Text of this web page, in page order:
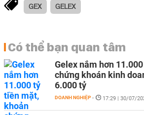
GEX GELEX
Có thể bạn quan tâm
Gelex nắm hơn
chứng khoán kinh
6.000 tỷ
DOANH NGHIỆP - 17:29 | 30/07/